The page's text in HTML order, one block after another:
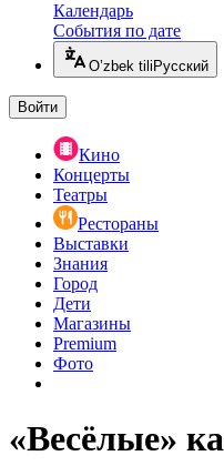
Календарь
События по дате
O’zbek tili Русский
Войти
Кино
Концерты
Театры
Рестораны
Выставки
Знания
Город
Дети
Магазины
Premium
Фото
«Весёлые»